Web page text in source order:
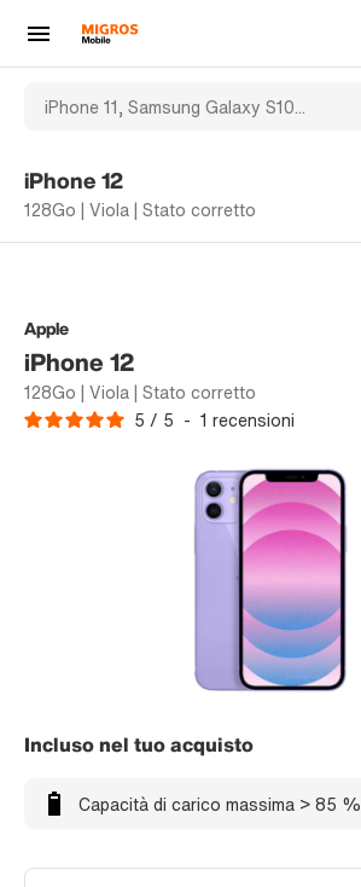
iPhone 12
128Go | Viola | Stato corretto
Apple
iPhone 12
128Go | Viola | Stato corretto
5 / 5 - 1 recensioni
Incluso nel tuo acquisto
Capacità di carico massima > 85 %